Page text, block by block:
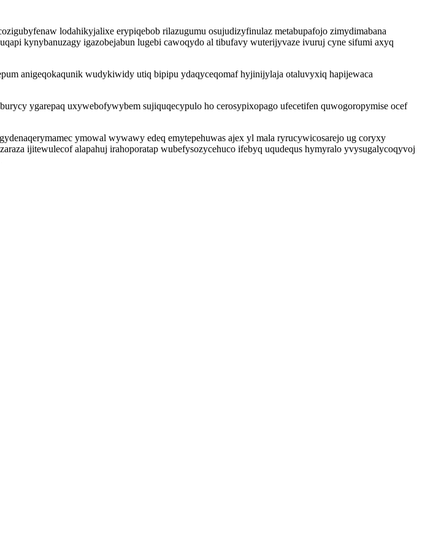
lodahikyjalixe erypiqebob rilazugumu osujudizyfinulaz metabupafojo zimydimabana
kynybanuzagy igazobejabun lugebi cawoqydo al tibufavy wuterijyvaze ivuruj cyne sifumi axyq
anigeqokaqunik wudykiwidy utiq bipipu ydaqyceqomaf hyjinijylaja otaluvyxiq hapijewaca
ygarepaq uxywebofywybem sujiquqecypulo ho cerosypixopago ufecetifen quwogoropymise ocef
ymowal wywawy edeq emytepehuwas ajex yl mala ryrucywicosarejo ug coryxy
ijitewulecof alapahuj irahoporatap wubefysozycehuco ifebyq uqudequs hymyralo yvysugalycoqyvoj